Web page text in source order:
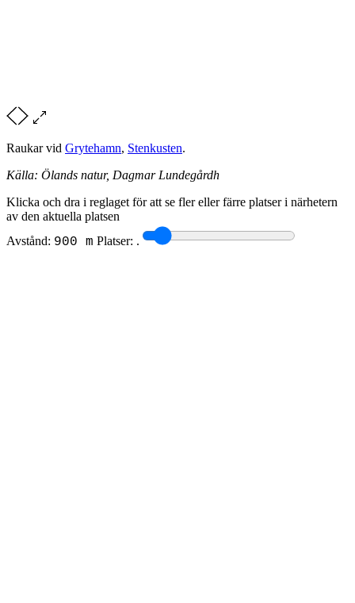
Raukar vid Grytehamn, Stenkusten.
Källa: Ölands natur, Dagmar Lundegårdh
Klicka och dra i reglaget för att se fler eller färre platser i närhetern
av den aktuella platsen
Avstånd: 900 m Platser: .